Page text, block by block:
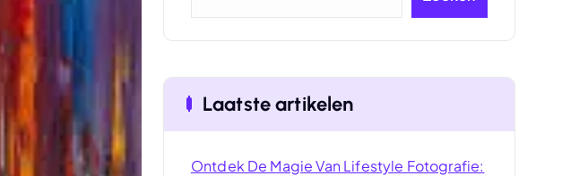
Laatste artikelen
Ontdek De Magie Van Lifestyle Fotografie: